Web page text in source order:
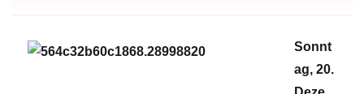
Sonnt
ag, 20.